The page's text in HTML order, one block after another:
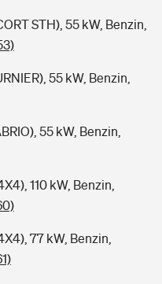
STH), 55 kW, Benzin,
55 kW, Benzin,
55 kW, Benzin,
110 kW, Benzin,
77 kW, Benzin,